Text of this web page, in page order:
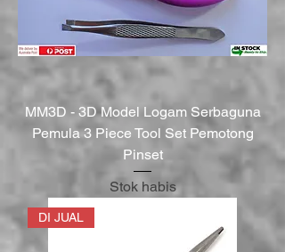
MM3D - 3D Model Logam Serbaguna
Pemula 3 Piece Tool Set Pemotong
Pinset
Stok habis
DI JUAL